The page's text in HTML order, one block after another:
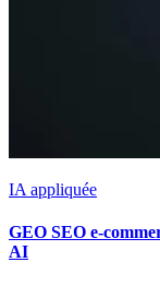
IA appliquée
GEO SEO e-
AI